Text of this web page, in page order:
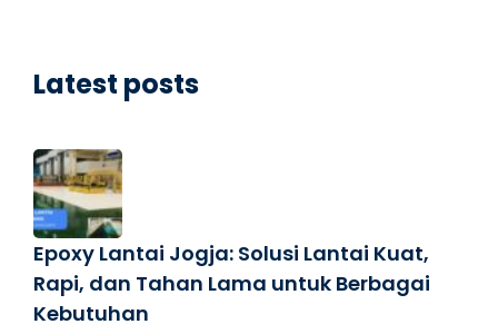
Latest posts
Epoxy Lantai Jogja: Solusi Lantai Kuat,
Rapi, dan Tahan Lama untuk Berbagai
Kebutuhan